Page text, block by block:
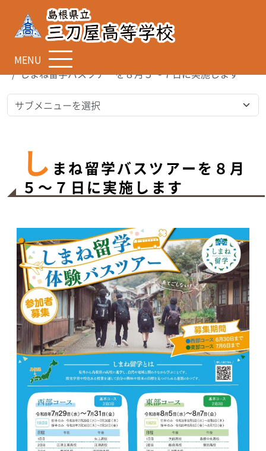
MENU
TOP
中学生のみなさまへ
しまね留学バスツアーを８月５～７日に実施します
し まね留学バスツアーを８月
５～７日に実施します